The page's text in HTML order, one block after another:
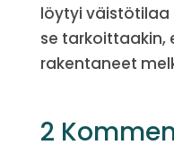
löytyi väistötilaa
se tarkoittaakin,
rakentaneet
2